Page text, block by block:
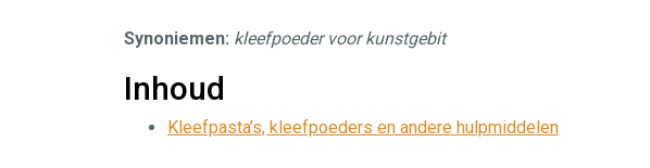
Synoniemen: kleefpoeder voor kunstgebit
Inhoud
Kleefpasta’s, kleefpoeders en andere hulpmiddelen